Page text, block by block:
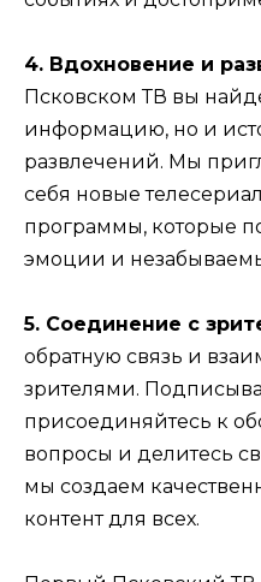
4. Вдохновение и
Псковском ТВ вы
информацию, но и
развлечений. Мы
себя новые
программы, которые
эмоции и
5. Соединение с
обратную связь и
зрителями.
присоединяйтесь к
вопросы и делитесь
мы создаем
контент для всех.